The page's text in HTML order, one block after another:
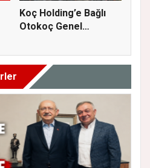
Koç Holding’e Bağlı
Otokoç Genel